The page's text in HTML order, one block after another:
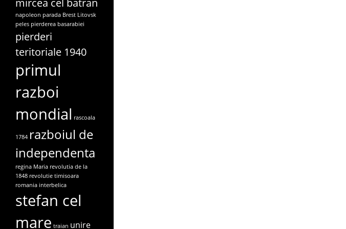
napoleon parada Brest Litovsk
peles pierderea basarabiei
pierderi
teritoriale 1940
primul
razboi
mondial rascoala
1784 razboiul de
independenta
regina Maria revolutia de la
1848 revolutie timisoara
romania interbelica
stefan cel
mare traian unire